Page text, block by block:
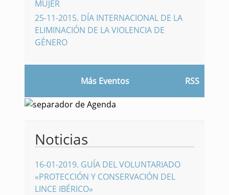
MUJER
25-11-2015. DÍA INTERNACIONAL DE LA
ELIMINACIÓN DE LA VIOLENCIA DE
GÉNERO
Más Eventos RSS
Noticias
16-01-2019. GUÍA DEL VOLUNTARIADO
«PROTECCIÓN Y CONSERVACIÓN DEL
LINCE IBÉRICO»